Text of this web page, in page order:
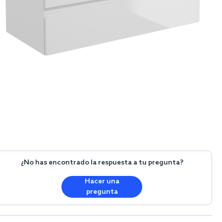
¿No has encontrado la respuesta a tu pregunta?
Hacer una
pregunta